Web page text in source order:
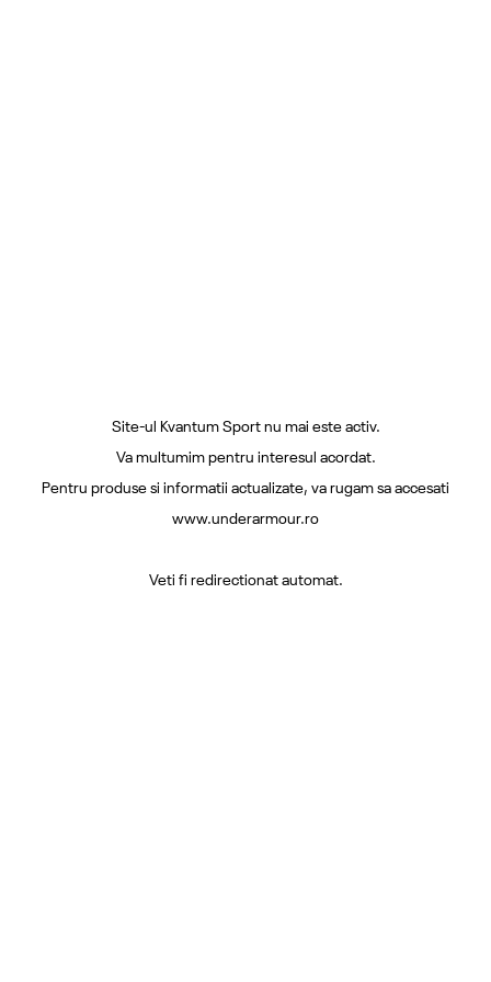
Site-ul Kvantum Sport nu mai este activ.
Va multumim pentru interesul acordat.
Pentru produse si informatii actualizate, va rugam sa accesati
www.underarmour.ro
Veti fi redirectionat automat.